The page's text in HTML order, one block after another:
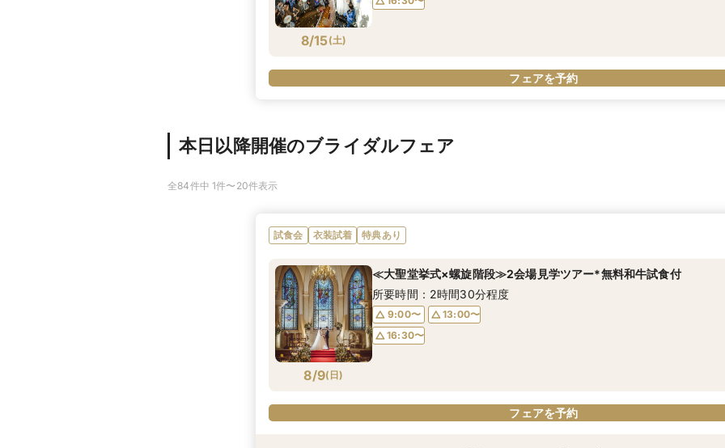
8/15(土)
フェアを予約
本日以降開催のブライダルフェア
全84件中 1件〜20件表示
試食会 衣装試着 特典あり
8/9( 日)
≪大聖堂挙式×螺旋階段≫2会場見学ツアー*無料和牛試食付
所要時間：2時間30分程度
9:00〜
13:00〜
16:30〜
フェアを予約